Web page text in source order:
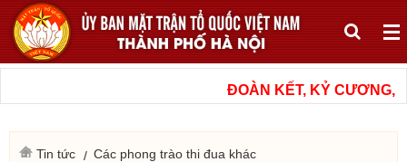
ĐOÀN KẾT, KỶ CƯƠNG,
Tin tức Các phong trào thi đua khác